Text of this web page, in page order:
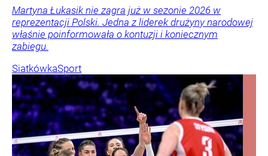
Martyna Łukasik nie zagra już w sezonie 2026 w
reprezentacji Polski. Jedna z liderek drużyny narodowej
właśnie poinformowała o kontuzji i koniecznym
zabiegu.
SiatkówkaSport